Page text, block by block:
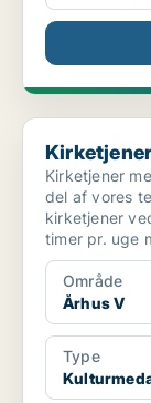
Kirketjener med
Kirketjener
del af vores
kirketjener
timer pr. uge
Område
Århus V
Type